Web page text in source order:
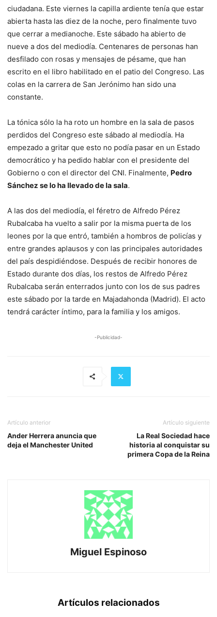
ciudadana. Este viernes la capilla ardiente tenía que estar
abierta hasta las diez de la noche, pero finalmente tuvo
que cerrar a medianoche. Este sábado ha abierto de
nueve a dos del mediodía. Centenares de personas han
desfilado con rosas y mensajes de pésame, que han
escrito en el libro habilitado en el patio del Congreso. Las
colas en la carrera de San Jerónimo han sido una
constante.
La tónica sólo la ha roto un hombre en la sala de pasos
perdidos del Congreso este sábado al mediodía. Ha
empezado a gritar que esto no podía pasar en un Estado
democrático y ha pedido hablar con el presidente del
Gobierno o con el director del CNI. Finalmente, Pedro
Sánchez se lo ha llevado de la sala.
A las dos del mediodía, el féretro de Alfredo Pérez
Rubalcaba ha vuelto a salir por la misma puerta de los
leones por la que entró, también a hombros de policías y
entre grandes aplausos y con las principales autoridades
del país despidiéndose. Después de recibir honores de
Estado durante dos días, los restos de Alfredo Pérez
Rubalcaba serán enterrados junto con los de sus padres
este sábado por la tarde en Majadahonda (Madrid). El acto
tendrá carácter íntimo, para la familia y los amigos.
-Publicidad-
Artículo anterior
Ander Herrera anuncia que
deja el Manchester United
Artículo siguiente
La Real Sociedad hace
historia al conquistar su
primera Copa de la Reina
Miguel Espinoso
Artículos relacionados